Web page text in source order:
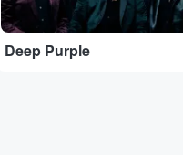
Deep Purple